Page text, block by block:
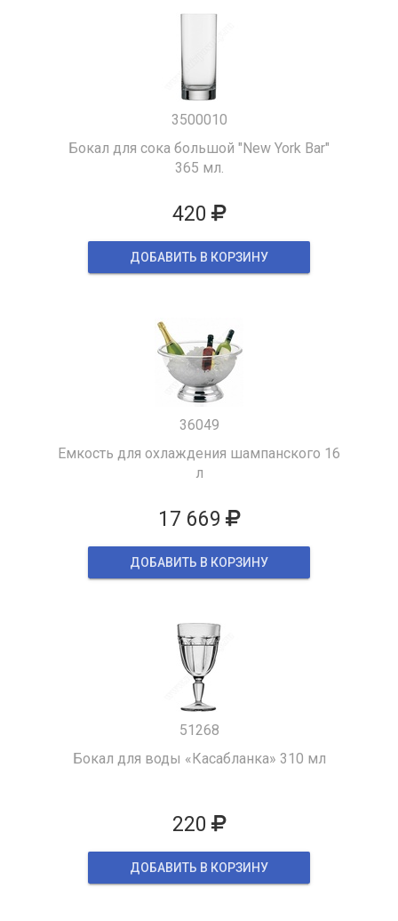
3500010
Бокал для сока большой "New York Bar"
365 мл.
420
ДОБАВИТЬ В КОРЗИНУ
36049
Емкость для охлаждения шампанского 16
л
17 669
ДОБАВИТЬ В КОРЗИНУ
51268
Бокал для воды «Касабланка» 310 мл
220
ДОБАВИТЬ В КОРЗИНУ